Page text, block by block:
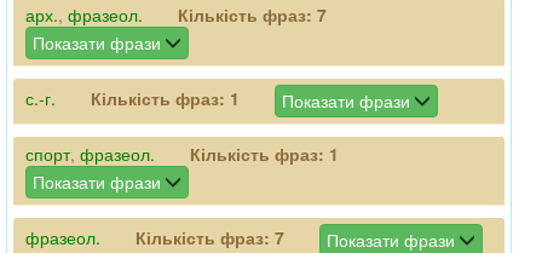
арх., фразеол. Кількість фраз: 7
Показати фрази
с.-г. Кількість фраз: 1 Показати фрази
спорт, фразеол. Кількість фраз: 1
Показати фрази
фразеол. Кількість фраз: 7 Показати фрази